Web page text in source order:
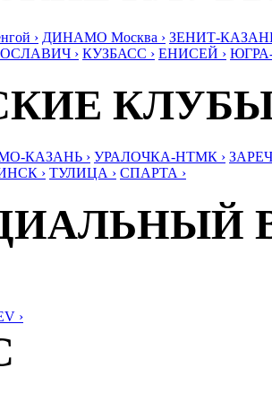
› ДИНАМО Москва › ЗЕНИТ-
› КУЗБАСС › ЕНИСЕЙ ›
КАЗАНЬ › УРАЛОЧКА-НТМК ›
› ТУЛИЦА › СПАРТА ›
›